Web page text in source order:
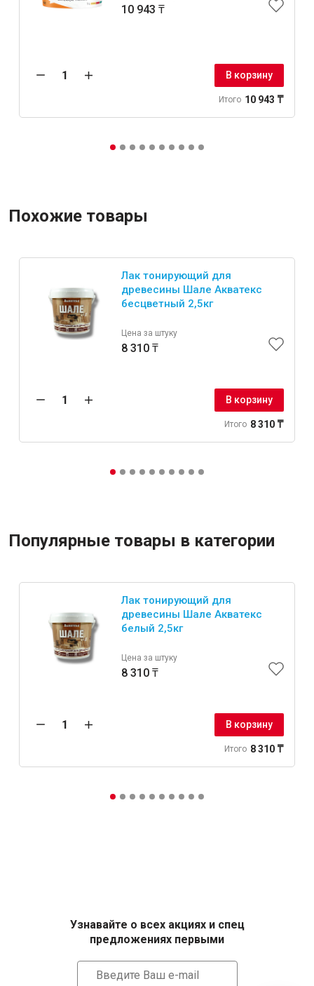
10 943 ₸
В корзину
Итого 10 943 ₸
Похожие товары
Лак тонирующий для
древесины Шале Акватекс
бесцветный 2,5кг
Цена за штуку
8 310 ₸
В корзину
Итого 8 310 ₸
Популярные товары в категории
Лак тонирующий для
древесины Шале Акватекс
белый 2,5кг
Цена за штуку
8 310 ₸
В корзину
Итого 8 310 ₸
Узнавайте о всех акциях и спец
предложениях первыми